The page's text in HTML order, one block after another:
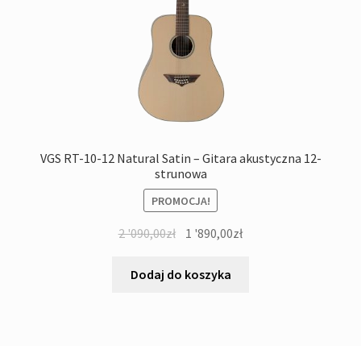
VGS RT-10-12 Natural Satin – Gitara akustyczna 12-
strunowa
PROMOCJA!
2 '090,00zł Pierwotna
wynosiła:
1 '890,00złAktualna
Dodaj do koszyka